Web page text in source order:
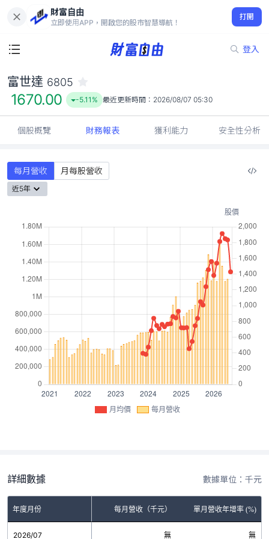
財富自由
立即使用APP，開啟您的股市智慧導航！
打開
登入
1670.00
-5.11%
富世達 6805
1670.00 -5.11% 最近更新時間： 2026/08/07 05:30
個股概覽 財務報表 獲利能力 安全性分析
每月營收 月每股營收
近5年
月均價 每月營收
詳細數據 數據單位：千元
年度月份 每月營收（千元） 單月營收年增率 (%)
2026/07 無 無